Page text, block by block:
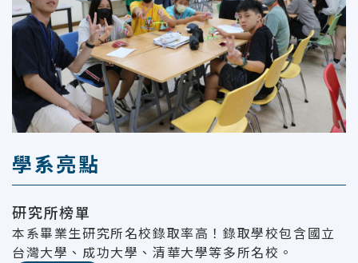
學系亮點
研究所榜單
本系畢業生研究所名校錄取率高！錄取學校包含國立
台灣大學、成功大學、清華大學等多所名校。